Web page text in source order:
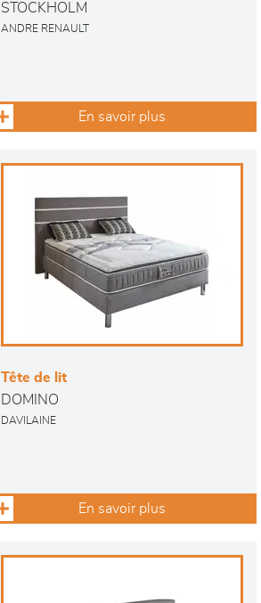
STOCKHOLM
ANDRE RENAULT
En savoir plus
Tête de lit
DOMINO
DAVILAINE
En savoir plus